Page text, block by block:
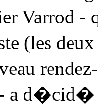
Varrod -
(les
a d�cid�